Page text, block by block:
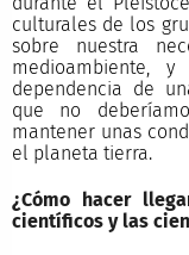
culturales de los
sobre nuestra
medioambiente,
dependencia de
que no
mantener unas
el planeta tierra.
¿Cómo hacer
científicos y las